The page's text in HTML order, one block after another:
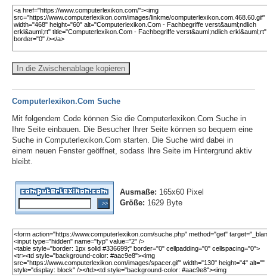
In die Zwischenablage kopieren
Computerlexikon.Com Suche
Mit folgendem Code können Sie die Computerlexikon.Com Suche in
Ihre Seite einbauen. Die Besucher Ihrer Seite können so bequem eine
Suche in Computerlexikon.Com starten. Die Suche wird dabei in
einem neuen Fenster geöffnet, sodass Ihre Seite im Hintergrund aktiv
bleibt.
Ausmaße: 165x60 Pixel
Größe: 1629 Byte